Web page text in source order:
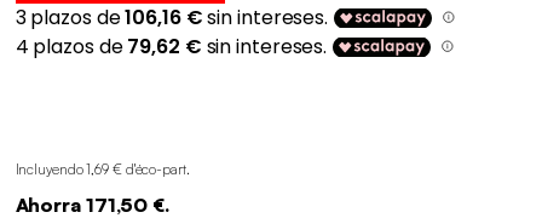
Incluyendo 1,69 € d'éco-part.
Ahorra 171,50 €.